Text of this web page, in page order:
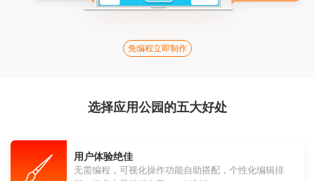
免编程立即制作
选择应用公园的五大好处
用户体验绝佳
无需编程，可视化操作功能自助搭配，个性化编辑排